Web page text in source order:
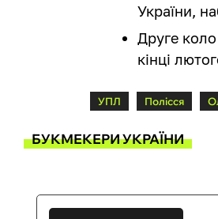
України,
Друге
кінці
УПЛ Полісся
БУКМЕКЕРИ УКРАЇНИ